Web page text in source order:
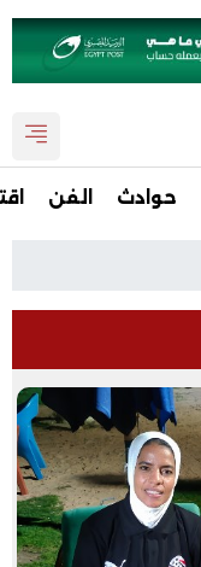
حوادث الفن